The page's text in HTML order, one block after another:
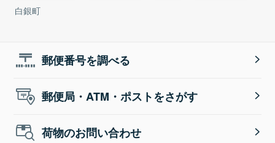
白銀町
郵便番号を調べる
郵便局・ATM・ポストをさがす
荷物のお問い合わせ